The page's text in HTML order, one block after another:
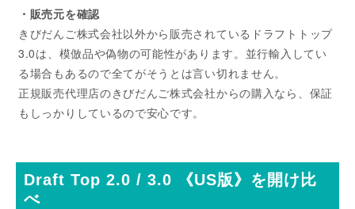
・販売元を確認
きびだんご株式会社以外から販売されているドラフトトップ
3.0は、模倣品や偽物の可能性があります。並行輸入してい
る場合もあるので全てがそうとは言い切れません。
正規販売代理店のきびだんご株式会社からの購入なら、保証
もしっかりしているので安心です。
Draft Top 2.0 / 3.0 《US版》を開け比
べ